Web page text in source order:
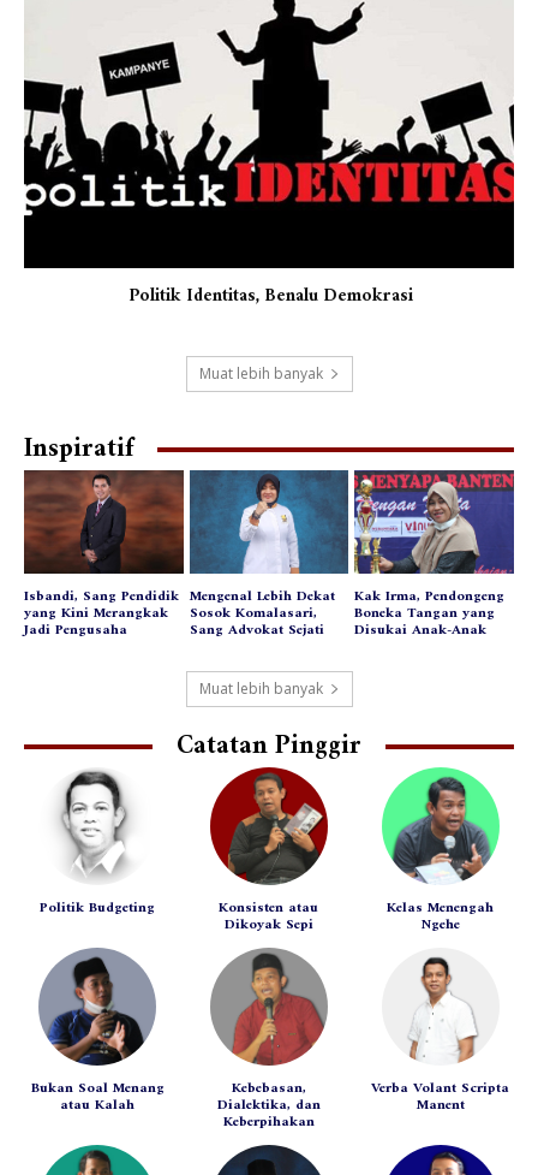
Politik Identitas, Benalu Demokrasi
Muat lebih banyak
Inspiratif
Isbandi, Sang Pendidik
yang Kini Merangkak
Jadi Pengusaha
Mengenal Lebih Dekat
Sosok Komalasari,
Sang Advokat Sejati
Kak Irma, Pendongeng
Boneka Tangan yang
Disukai Anak-Anak
Muat lebih banyak
Catatan Pinggir
Politik Budgeting Konsisten atau
Dikoyak Sepi
Kelas Menengah
Ngehe
Bukan Soal Menang
atau Kalah
Kebebasan,
Dialektika, dan
Keberpihakan
Verba Volant Scripta
Manent